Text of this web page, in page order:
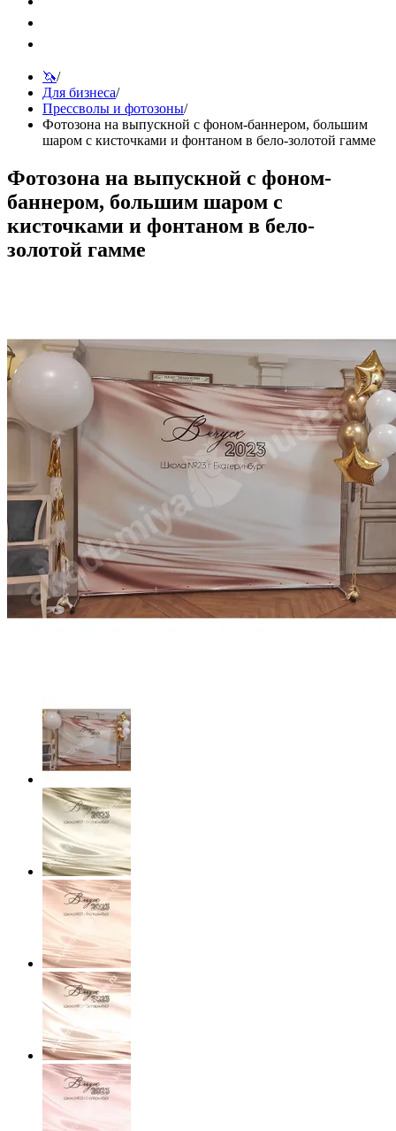
🦄/
Для бизнеса/
Прессволы и фотозоны/
Фотозона на выпускной с фоном-баннером, большим
шаром с кисточками и фонтаном в бело-золотой гамме
Фотозона на выпускной с фоном-
баннером, большим шаром с
кисточками и фонтаном в бело-
золотой гамме